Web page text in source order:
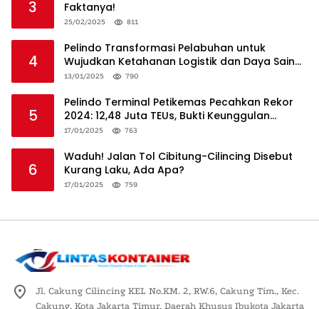
3
Faktanya!
25/02/2025 811
4
Pelindo Transformasi Pelabuhan untuk
Wujudkan Ketahanan Logistik dan Daya Saing
Global
13/01/2025 790
5
Pelindo Terminal Petikemas Pecahkan Rekor
2024: 12,48 Juta TEUs, Bukti Keunggulan
Logistik Nasional
17/01/2025 763
6
Waduh! Jalan Tol Cibitung-Cilincing Disebut
Kurang Laku, Ada Apa?
17/01/2025 759
Jl. Cakung Cilincing KEL No.KM. 2, RW.6, Cakung Tim., Kec.
Cakung, Kota Jakarta Timur, Daerah Khusus Ibukota Jakarta